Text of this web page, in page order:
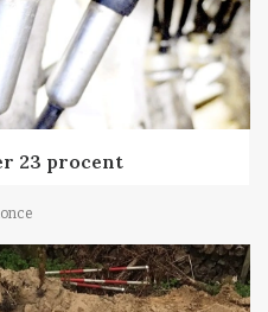
23 procent